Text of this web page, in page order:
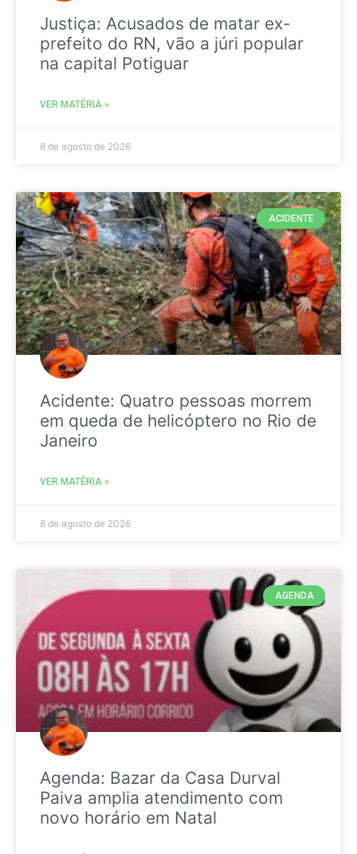
Justiça: Acusados de matar ex-
prefeito do RN, vão a júri popular
na capital Potiguar
VER MATÉRIA »
8 de agosto de 2026
ACIDENTE
Acidente: Quatro pessoas morrem
em queda de helicóptero no Rio de
Janeiro
VER MATÉRIA »
8 de agosto de 2026
AGENDA
Agenda: Bazar da Casa Durval
Paiva amplia atendimento com
novo horário em Natal